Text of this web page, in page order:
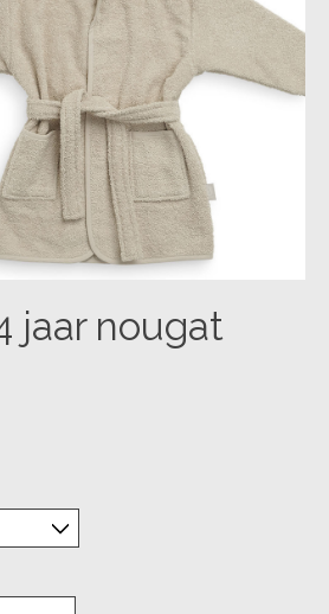
jaar nougat